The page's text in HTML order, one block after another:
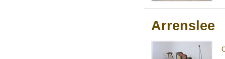
Arrenslee